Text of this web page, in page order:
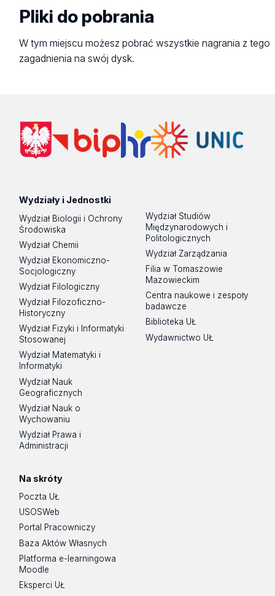
Pliki do pobrania
W tym miejscu możesz pobrać wszystkie nagrania z tego
zagadnienia na swój dysk.
Wydziały i Jednostki
Wydział Biologii i Ochrony
Środowiska
Wydział Chemii
Wydział Ekonomiczno-
Socjologiczny
Wydział Filologiczny
Wydział Filozoficzno-
Historyczny
Wydział Fizyki i Informatyki
Stosowanej
Wydział Matematyki i
Informatyki
Wydział Nauk
Geograficznych
Wydział Nauk o
Wychowaniu
Wydział Prawa i
Administracji
Wydział Studiów
Międzynarodowych i
Politologicznych
Wydział Zarządzania
Filia w Tomaszowie
Mazowieckim
Centra naukowe i zespoły
badawcze
Biblioteka UŁ
Wydawnictwo UŁ
Na skróty
Poczta UŁ
USOSWeb
Portal Pracowniczy
Baza Aktów Własnych
Platforma e-learningowa
Moodle
Eksperci UŁ